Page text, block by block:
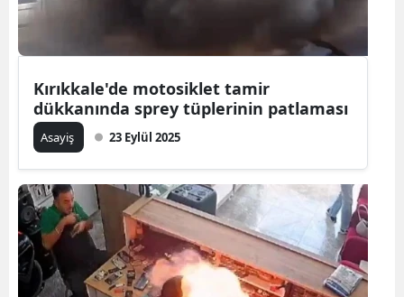
Kırıkkale'de motosiklet tamir
dükkanında sprey tüplerinin patlaması
Asayiş 23 Eylül 2025